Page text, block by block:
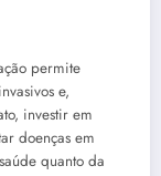
permite
e,
investir em
doenças em
quanto da